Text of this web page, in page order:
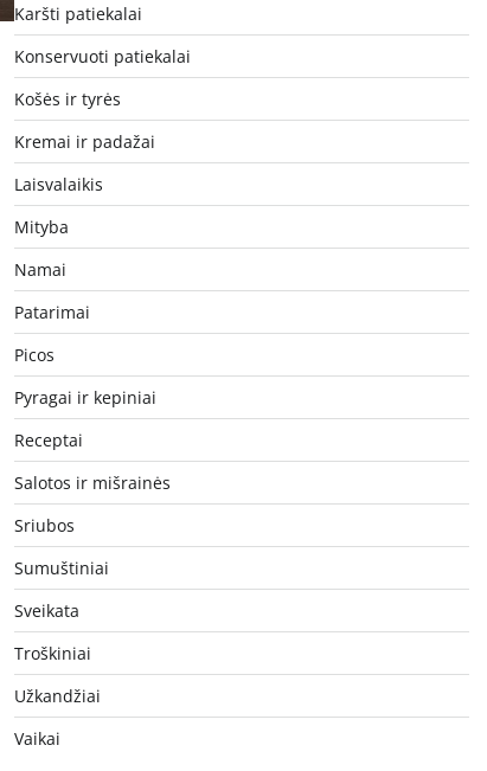
Karšti patiekalai
Konservuoti patiekalai
Košės ir tyrės
Kremai ir padažai
Laisvalaikis
Mityba
Namai
Patarimai
Picos
Pyragai ir kepiniai
Receptai
Salotos ir mišrainės
Sriubos
Sumuštiniai
Sveikata
Troškiniai
Užkandžiai
Vaikai